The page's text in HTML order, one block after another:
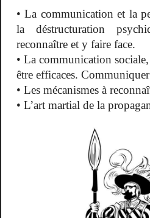
• La communication et la
la déstructuration
reconnaître et y faire face.
• La communication
être efficaces.
• Les mécanismes à
• L’art martial de la